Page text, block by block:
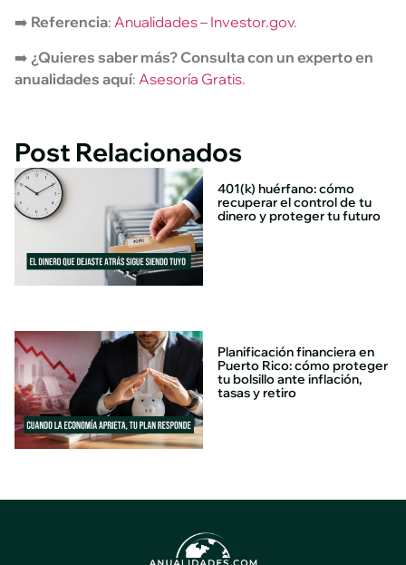
➡️ Referencia: Anualidades – Investor.gov.
➡️ ¿Quieres saber más? Consulta con un experto en
anualidades aquí: Asesoría Gratis.
Post Relacionados
401(k) huérfano: cómo
recuperar el control de tu
dinero y proteger tu futuro
Planificación financiera en
Puerto Rico: cómo proteger
tu bolsillo ante inflación,
tasas y retiro